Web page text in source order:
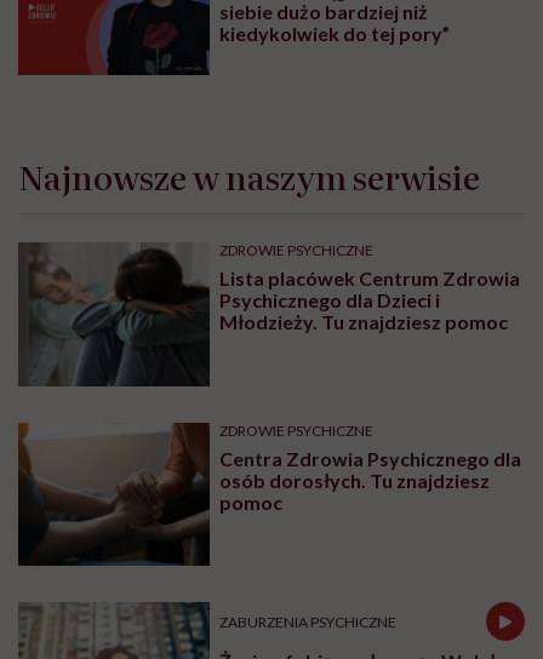
siebie dużo bardziej niż
kiedykolwiek do tej pory”
Najnowsze w naszym serwisie
ZDROWIE PSYCHICZNE
Lista placówek Centrum Zdrowia
Psychicznego dla Dzieci i
Młodzieży. Tu znajdziesz pomoc
ZDROWIE PSYCHICZNE
Centra Zdrowia Psychicznego dla
osób dorosłych. Tu znajdziesz
pomoc
ZABURZENIA PSYCHICZNE